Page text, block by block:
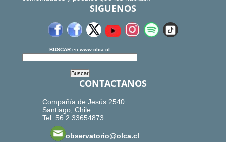
SIGUENOS
BUSCAR en www.olca.cl
CONTACTANOS
Compañía de Jesús 2540
Santiago, Chile.
Tel: 56.2.33654873
observatorio@olca.cl